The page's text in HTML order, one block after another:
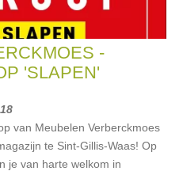
-
'SLAPEN'
van Meubelen Verberckmoes
te Sint-Gillis-Waas! Op
je van harte welkom in